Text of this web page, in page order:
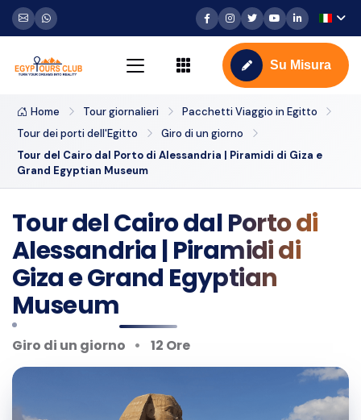
Su Misura
Home Tour giornalieri
Pacchetti Viaggio in Egitto
Tour dei porti dell'Egitto
Giro di un giorno
Tour del Cairo dal Porto di Alessandria | Piramidi di Giza e
Grand Egyptian Museum
Tour del Cairo dal Porto di
Alessandria | Piramidi di
Giza e Grand Egyptian
Museum
Giro di un giorno 12 Ore